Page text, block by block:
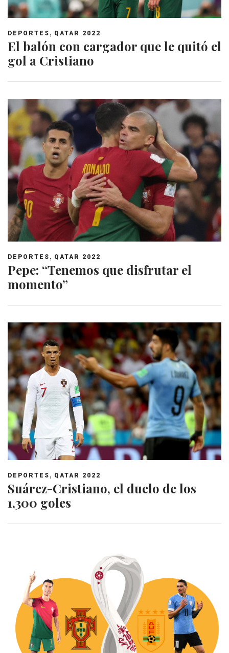
DEPORTES , QATAR 2022
El balón con cargador que le quitó el
gol a Cristiano
DEPORTES , QATAR 2022
Pepe: “Tenemos que disfrutar el
momento”
DEPORTES , QATAR 2022
Suárez-Cristiano, el duelo de los
1,300 goles